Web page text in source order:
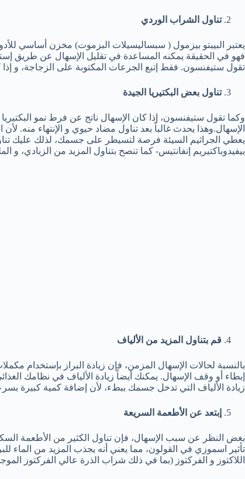
تناول الشراب الوردي
يعتبر البيبتو بيزمول ( سبساليسيلات البزموت) مخزن أساسي
فهو في الحقيقة يمكنه المساعدة في تقليل الإسهال عن طريق
تقول ستيفنسون. فقط إتبع الجرعات المكتوبة على الزجاجة، و
تناول بعض البكتيريا الجيدة
وكما تقول ستيفنسون، إذا كان الإسهال ناتج عن فرط نمو
الإسهال.وهذا يحدث غالباً بعد تناول مضاد حيوي و الإنتهاء منه.
يعطي الجراثيم السيئة فرصة لتسيطر على جسمك، لذلك عليك
بيفيدوباكتيريم إنفانتيس- كما تنصح بتناول المزيد من الزبادي، و
قم بتناول المزيد من الألياف
بالنسبة لحالات الإسهال المزمن، فإن زيادة البراز بإستخدام
إبطاء أو وقف الإسهال. يمكنك أيضاً زيادة الألياف في نظامك
زيادة الألياف التي تدخل جسمك ببطء، لأن إضافة كمية كبيرة
إبتعد عن الأطعمة السريعة
بغض النظر عن سبب الإسهال، فإن تناول الكثير من الأطعمة
تأثير اسموزي في القولون، مما يعني أنه يجذب المزيد من الماء
اللاكتوز و الفركتوز (بما في ذلك شراب الذرة عالي الفركتوز